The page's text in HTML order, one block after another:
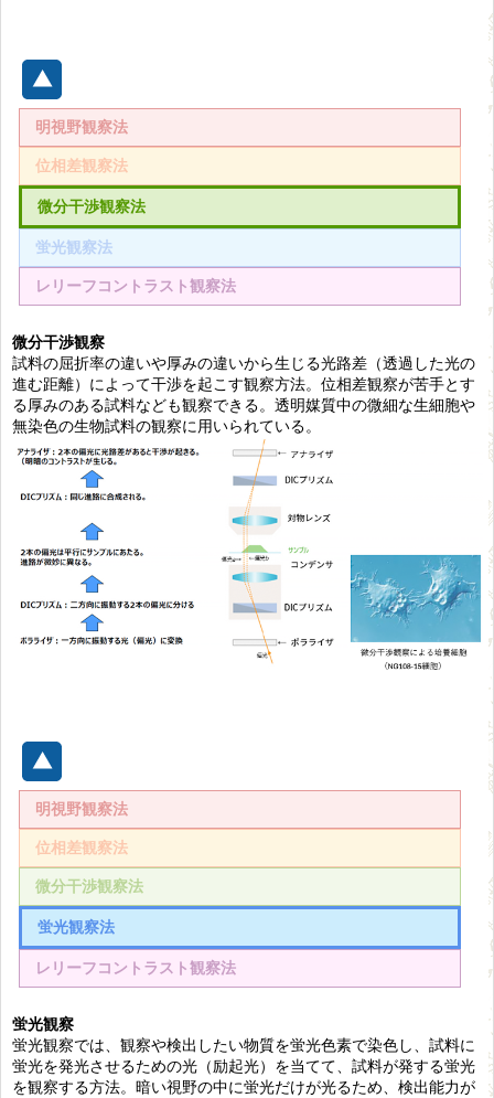
明視野観察法
位相差観察法
微分干渉観察法
蛍光観察法
レリーフコントラスト観察法
微分干渉観察
試料の屈折率の違いや厚みの違いから生じる光路差（透過した光の
進む距離）によって干渉を起こす観察方法。位相差観察が苦手とす
る厚みのある試料なども観察できる。透明媒質中の微細な生細胞や
無染色の生物試料の観察に用いられている。
明視野観察法
位相差観察法
微分干渉観察法
蛍光観察法
レリーフコントラスト観察法
蛍光観察
蛍光観察では、観察や検出したい物質を蛍光色素で染色し、試料に
蛍光を発光させるための光（励起光）を当てて、試料が発する蛍光
を観察する方法。暗い視野の中に蛍光だけが光るため、検出能力が